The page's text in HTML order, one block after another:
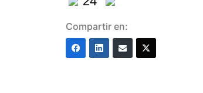
Compartir en: